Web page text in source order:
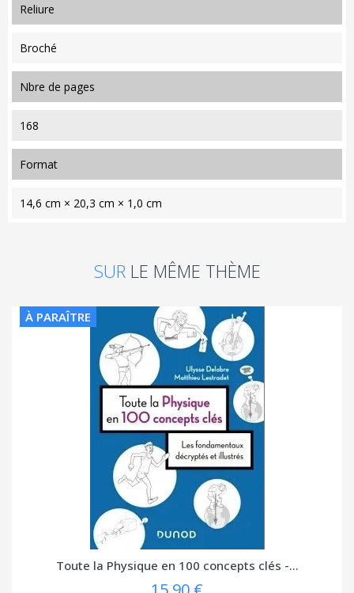
reliure
Broché
nbre de pages
168
format
14,6 cm × 20,3 cm × 1,0 cm
SUR LE MÊME THÈME
À PARAÎTRE
Toute la Physique en 100 concepts clés -...